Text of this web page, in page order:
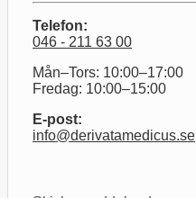
Telefon:
046 - 211 63 00
Mån–Tors: 10:00–17:00
Fredag: 10:00–15:00
E-post:
info@derivatamedicus.se